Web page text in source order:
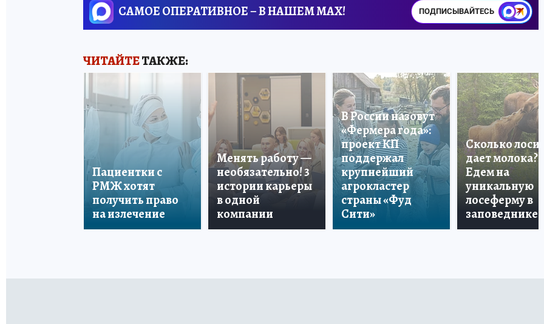
САМОЕ ОПЕРАТИВНОЕ – В НАШЕМ MAX! ПОДПИСЫВАЙТЕСЬ
ЧИТАЙТЕТАКЖЕ:
Пациентки с
РМЖ хотят
получить право
на излечение
Менять работу —
необязательно! 3
истории карьеры
в одной
компании
В России назовут
«Фермера года»:
проект КП
поддержал
крупнейший
агрокластер
страны «Фуд
Сити»
Сколько лосиха
дает молока?
Едем на
уникальную
лосеферму в
заповеднике!